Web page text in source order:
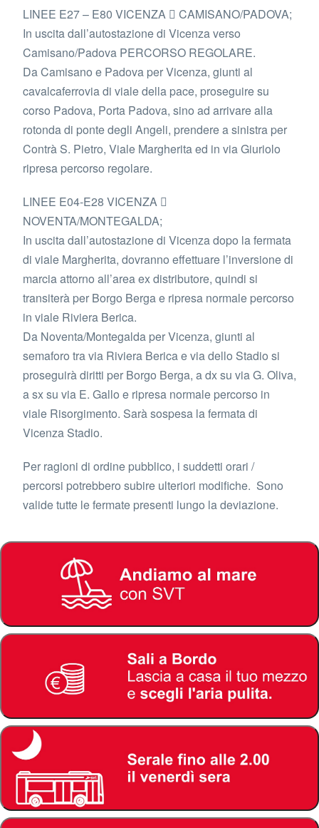
LINEE E27 – E80 VICENZA  CAMISANO/PADOVA;
In uscita dall’autostazione di Vicenza verso
Camisano/Padova PERCORSO REGOLARE.
Da Camisano e Padova per Vicenza, giunti al
cavalcaferrovia di viale della pace, proseguire su
corso Padova, Porta Padova, sino ad arrivare alla
rotonda di ponte degli Angeli, prendere a sinistra per
Contrà S. Pietro, Viale Margherita ed in via Giuriolo
ripresa percorso regolare.
LINEE E04-E28 VICENZA 
NOVENTA/MONTEGALDA;
In uscita dall’autostazione di Vicenza dopo la fermata
di viale Margherita, dovranno effettuare l’inversione di
marcia attorno all’area ex distributore, quindi si
transiterà per Borgo Berga e ripresa normale percorso
in viale Riviera Berica.
Da Noventa/Montegalda per Vicenza, giunti al
semaforo tra via Riviera Berica e via dello Stadio si
proseguirà diritti per Borgo Berga, a dx su via G. Oliva,
a sx su via E. Gallo e ripresa normale percorso in
viale Risorgimento. Sarà sospesa la fermata di
Vicenza Stadio.
Per ragioni di ordine pubblico, i suddetti orari /
percorsi potrebbero subire ulteriori modifiche. Sono
valide tutte le fermate presenti lungo la deviazione.